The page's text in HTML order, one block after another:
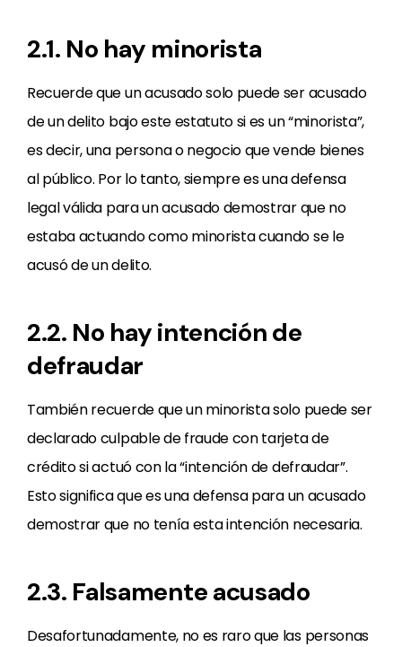
2.1. No hay minorista
Recuerde que un acusado solo puede ser acusado
de un delito bajo este estatuto si es un “minorista”,
es decir, una persona o negocio que vende bienes
al público. Por lo tanto, siempre es una defensa
legal válida para un acusado demostrar que no
estaba actuando como minorista cuando se le
acusó de un delito.
2.2. No hay intención de
defraudar
También recuerde que un minorista solo puede ser
declarado culpable de fraude con tarjeta de
crédito si actuó con la “intención de defraudar”.
Esto significa que es una defensa para un acusado
demostrar que no tenía esta intención necesaria.
2.3. Falsamente acusado
Desafortunadamente, no es raro que las personas